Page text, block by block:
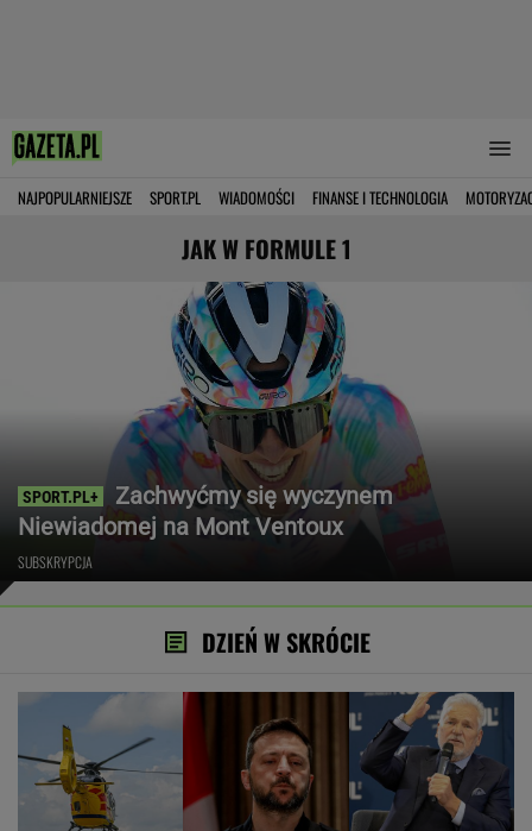
NAJPOPULARNIEJSZE SPORT.PL WIADOMOŚCI FINANSE I TECHNOLOGIA
JAK W FORMULE 1
Zachwyćmy się wyczynem
Niewiadomej na Mont Ventoux
SUBSKRYPCJA
DZIEŃ W SKRÓCIE